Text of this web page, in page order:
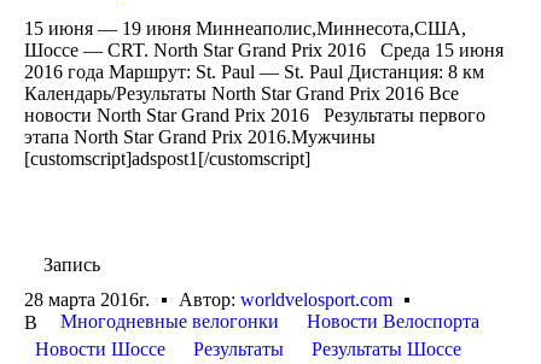
15 июня — 19 июня Миннеаполис,Миннесота,США,
Шоссе — CRT. North Star Grand Prix 2016 Среда 15 июня
2016 года Маршрут: St. Paul — St. Paul Дистанция: 8 км
Календарь/Результаты North Star Grand Prix 2016 Все
новости North Star Grand Prix 2016 Результаты первого
этапа North Star Grand Prix 2016.Мужчины
[customscript]adspost1[/customscript]
Запись
28 марта 2016г.
Автор: worldvelosport.com
В
Многодневные велогонки
Новости Велоспорта
Новости Шоссе
Результаты
Результаты Шоссе